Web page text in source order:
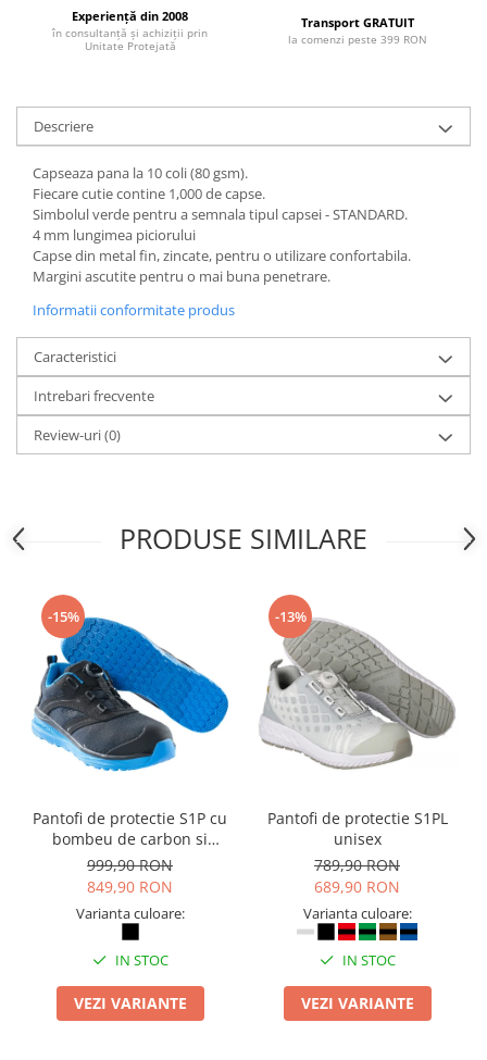
Curatenie si igiena
Produse Antibacteriene
Articole pentru bucatarie
Maturi, mopuri si galeti
Hartie igienica, prosoape hartie si
dispensere
Articole pentru rufe, casa,
geamuri, mobila
Articole pentru birou, suprafete,
pardoseli
Intretinere si odorizante masina
Saci de gunoi
Accesorii pentru curatenie
Tipografie si stampile
personalizate
Protectia muncii si Imbracaminte
Imbracaminte
Tricouri
Bluze & Pulovere
Camasi
Pantaloni
Pantaloni cu pieptar
Jachete
Reflectorizante
Incaltaminte de lucru si protectie
Incaltaminte de oras si munte
Experiență din 2008
în consultanță și achiziții prin
Unitate Protejată
Transport GRATUIT
la comenzi peste 399 RON
Descriere
Capseaza pana la 10 coli (80 gsm).
Fiecare cutie contine 1,000 de capse.
Simbolul verde pentru a semnala tipul capsei - STANDARD.
4 mm lungimea piciorului
Capse din metal fin, zincate, pentru o utilizare confortabila.
Margini ascutite pentru o mai buna penetrare.
Informatii conformitate produs
Caracteristici
Intrebari frecvente
Review-uri(0)
PRODUSE SIMILARE
-15%
Pantofi de protectie S1P cu
bombeu de carbon si
inchidere BOAÂ® Fit
999,90 RON
849,90 RON
Varianta culoare:
IN STOC
VEZI VARIANTE
-13%
Pantofi de protectie S1PL
unisex
789,90 RON
689,90 RON
Varianta culoare:
IN STOC
VEZI VARIANTE